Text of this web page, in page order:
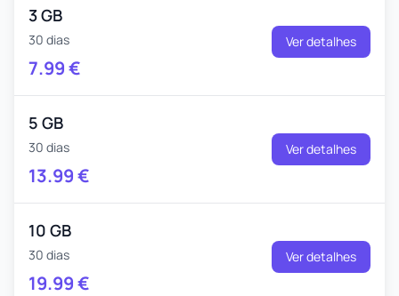
3 GB
30 dias
7.99€
Ver detalhes
5 GB
30 dias
13.99€
Ver detalhes
10 GB
30 dias
19.99€
Ver detalhes